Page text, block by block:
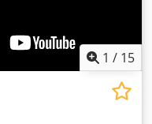
1 / 15